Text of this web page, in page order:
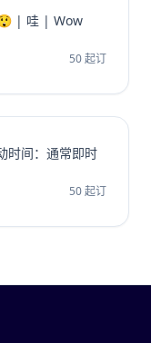
😲 | 哇 | Wow
50 起订
时间：通常即时
50 起订